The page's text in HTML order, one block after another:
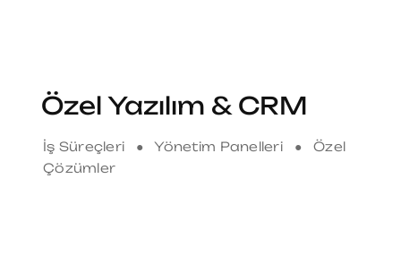
Özel Yazılım & CRM
İş Süreçleri ● Yönetim Panelleri ● Özel
Çözümler